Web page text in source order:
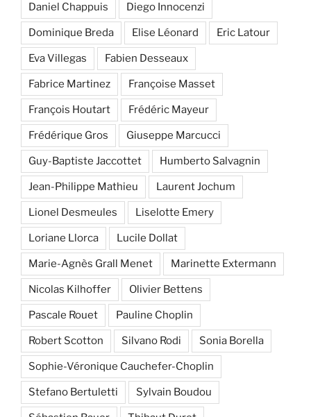
Daniel Chappuis Diego Innocenzi
Dominique Breda Elise Léonard Eric Latour
Eva Villegas Fabien Desseaux
Fabrice Martinez Françoise Masset
François Houtart Frédéric Mayeur
Frédérique Gros Giuseppe Marcucci
Guy-Baptiste Jaccottet Humberto Salvagnin
Jean-Philippe Mathieu Laurent Jochum
Lionel Desmeules Liselotte Emery
Loriane Llorca Lucile Dollat
Marie-Agnès Grall Menet Marinette Extermann
Nicolas Kilhoffer Olivier Bettens
Pascale Rouet Pauline Choplin
Robert Scotton Silvano Rodi Sonia Borella
Sophie-Véronique Cauchefer-Choplin
Stefano Bertuletti Sylvain Boudou